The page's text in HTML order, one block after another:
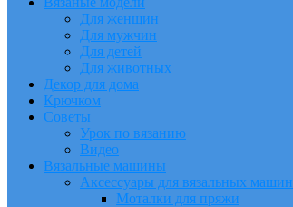
Для женщин
Для мужчин
Для детей
Для животных
Декор для дома
Крючком
Советы
Урок по вязанию
Видео
Вязальные машины
Аксессуары для вязальных машин
Моталки для пряжи